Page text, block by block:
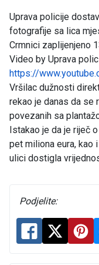
Uprava policije
fotografije sa lica
Crmnici zaplijenjeno
Video by Uprava
https://
Vršilac dužnosti
rekao je danas da se
povezanih sa
Istakao je da je riječ
pet miliona eura, kao
ulici dostigla
Podjelite: